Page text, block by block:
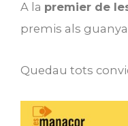
A la premier de
premis als
Quedau tots